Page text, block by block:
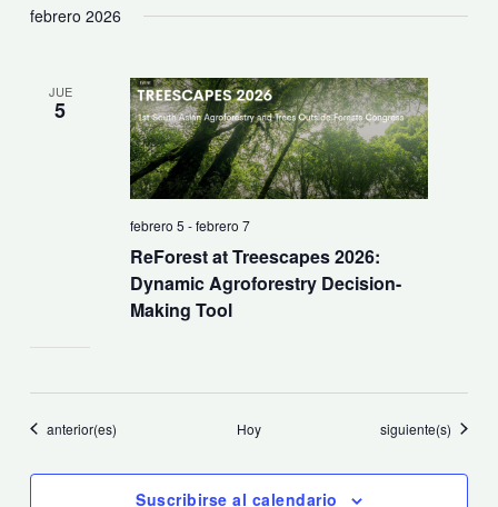
febrero 2026
JUE
5
ReForest at Treescapes 2026:
Dynamic Agroforestry Decision-
Making Tool
febrero 5 -febrero 7
Eventos
anterior(es) Hoy Eventos
siguiente(s)
Suscribirse al calendario